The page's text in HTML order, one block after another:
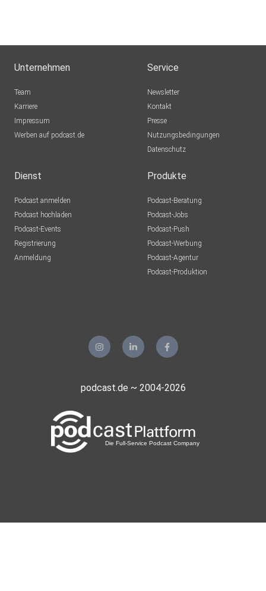
Unternehmen
Team
Karriere
Impressum
Werben auf podcast.de
Service
Newsletter
Kontakt
Presse
Nutzungsbedingungen
Datenschutz
Dienst
Podcast anmelden
Podcast hochladen
Podcast-Events
Registrierung
Anmeldung
Produkte
Podcast-Beratung
Podcast-Jobs
Podcast-Push
Podcast-Werbung
Podcast-Agentur
Podcast-Produktion
podcast.de ~ 2004-2026